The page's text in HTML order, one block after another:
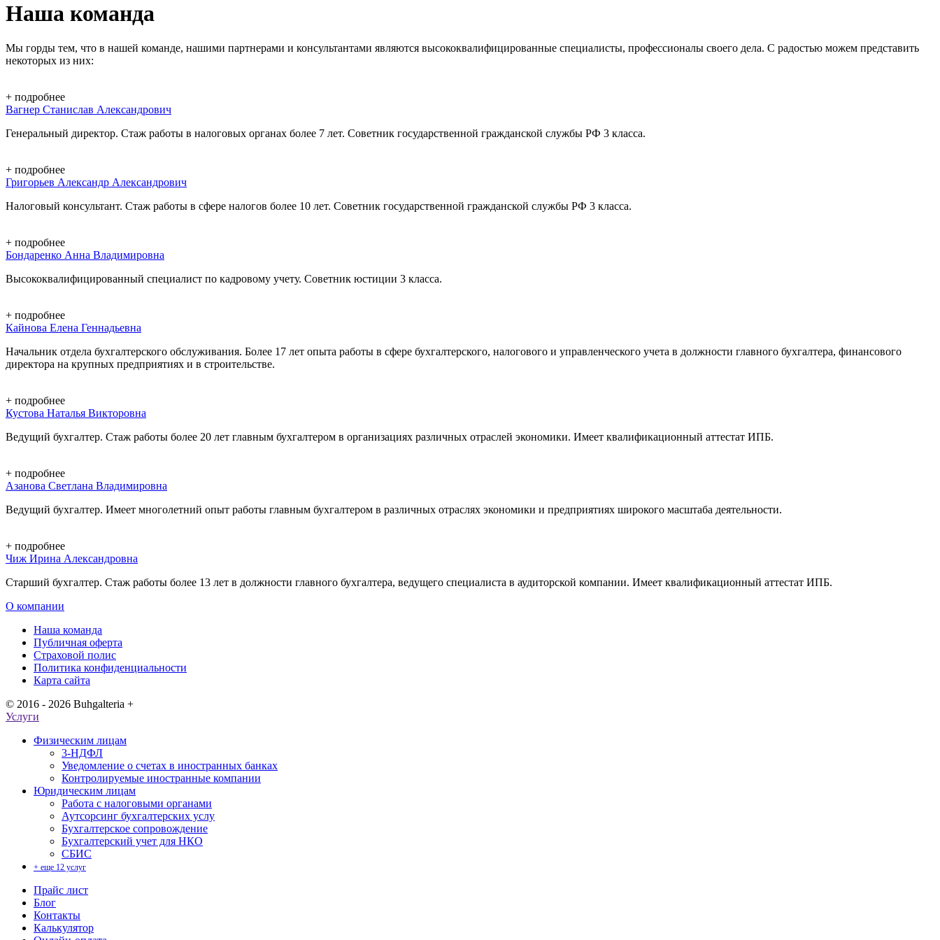
Наша команда
Мы горды тем, что в нашей команде, нашими партнерами и консультантами являются высококвалифицированные специалисты, профессионалы своего дела. С радостью можем представить
некоторых из них:
+ подробнее
Вагнер Станислав Александрович
Генеральный директор. Стаж работы в налоговых органах более 7 лет. Советник государственной гражданской службы РФ 3 класса.
+ подробнее
Григорьев Александр Александрович
Налоговый консультант. Стаж работы в сфере налогов более 10 лет. Советник государственной гражданской службы РФ 3 класса.
+ подробнее
Бондаренко Анна Владимировна
Высококвалифицированный специалист по кадровому учету. Советник юстиции 3 класса.
+ подробнее
Кайнова Елена Геннадьевна
Начальник отдела бухгалтерского обслуживания. Более 17 лет опыта работы в сфере бухгалтерского, налогового и управленческого учета в должности главного бухгалтера, финансового
директора на крупных предприятиях и в строительстве.
+ подробнее
Кустова Наталья Викторовна
Ведущий бухгалтер. Стаж работы более 20 лет главным бухгалтером в организациях различных отраслей экономики. Имеет квалификационный аттестат ИПБ.
+ подробнее
Азанова Светлана Владимировна
Ведущий бухгалтер. Имеет многолетний опыт работы главным бухгалтером в различных отраслях экономики и предприятиях широкого масштаба деятельности.
+ подробнее
Чиж Ирина Александровна
Старший бухгалтер. Стаж работы более 13 лет в должности главного бухгалтера, ведущего специалиста в аудиторской компании. Имеет квалификационный аттестат ИПБ.
О компании
Наша команда
Публичная оферта
Страховой полис
Политика конфиденциальности
Карта сайта
© 2016 - 2026 Buhgalteria +
Услуги
Физическим лицам
3-НДФЛ
Уведомление о счетах в иностранных банках
Контролируемые иностранные компании
Юридическим лицам
Работа с налоговыми органами
Аутсорсинг бухгалтерских услу
Бухгалтерское сопровождение
Бухгалтерский учет для НКО
СБИС
+ еще 12 услуг
Прайс лист
Блог
Контакты
Калькулятор